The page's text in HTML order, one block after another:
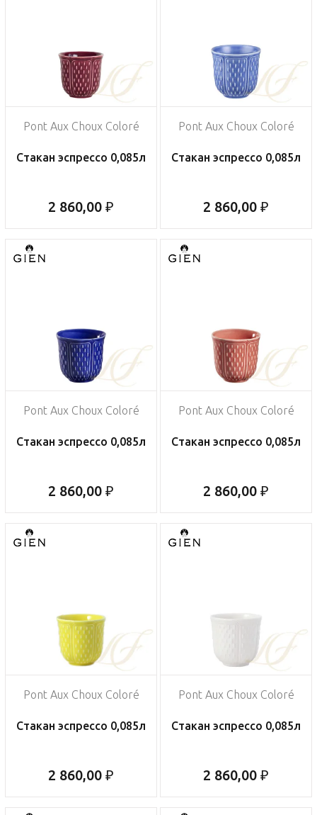
Pont Aux Choux Coloré
Стакан эспрессо 0,085л
2 860,00 ₽
Pont Aux Choux Coloré
Стакан эспрессо 0,085л
2 860,00 ₽
Pont Aux Choux Coloré
Стакан эспрессо 0,085л
2 860,00 ₽
Pont Aux Choux Coloré
Стакан эспрессо 0,085л
2 860,00 ₽
Pont Aux Choux Coloré
Стакан эспрессо 0,085л
2 860,00 ₽
Pont Aux Choux Coloré
Стакан эспрессо 0,085л
2 860,00 ₽